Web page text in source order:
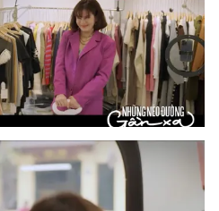
Vươn mình bằng AI
VTV8
English